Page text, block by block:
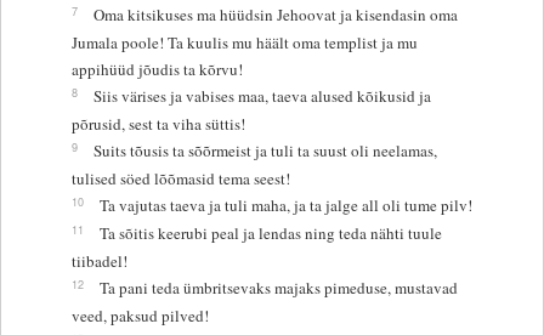
7
Oma kitsikuses ma hüüdsin Jehoovat ja kisendasin oma
Jumala poole! Ta kuulis mu häält oma templist ja mu
appihüüd jõudis ta kõrvu!
8
Siis värises ja vabises maa, taeva alused kõikusid ja
põrusid, sest ta viha süttis!
9
Suits tõusis ta sõõrmeist ja tuli ta suust oli neelamas,
tulised söed lõõmasid tema seest!
10 Ta vajutas taeva ja tuli maha, ja ta jalge all oli tume pilv!
11
Ta sõitis keerubi peal ja lendas ning teda nähti tuule
tiibadel!
12
Ta pani teda ümbritsevaks majaks pimeduse, mustavad
veed, paksud pilved!